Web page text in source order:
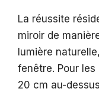
La réussite
miroir de
lumière
fenêtre. Pour
20 cm au-